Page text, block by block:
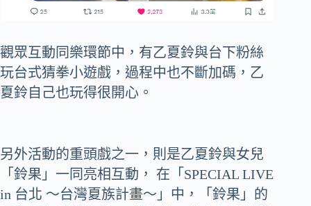
觀眾互動同樂環節中，有乙夏鈴與台下粉絲
玩台式猜拳小遊戲，過程中也不斷加碼，乙
夏鈴自己也玩得很開心。
另外活動的重頭戲之一，則是乙夏鈴與女兒
「鈴果」一同亮相互動， 在「SPECIAL LIVE
in 台北 ～台灣夏族計畫～」中，「鈴果」的